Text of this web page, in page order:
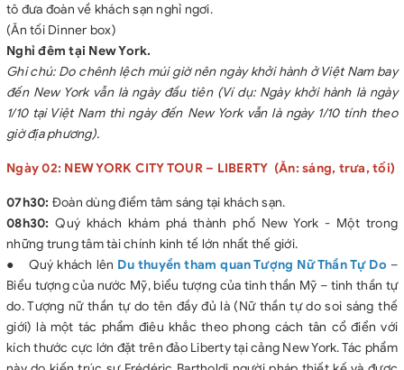
• Xe đón tiễn sân bay Nội Bài
• Phương tiện vận chuyển tại Hoa Kỳ: Từ 16-19 khách – 26 seat
coach; từ 20 đến 24 khách – 36 seats minibus; 30 pax up – 46-
56 seats.
• Bảo hiểm du lịch với mức bảo hiểm 50,000 USD
• Phí thăm quan thắng cảnh: Liberty Island, Universal Studio,
Hẻm núi Linh Dương, Vườn Quốc Gia Zio, thung lũng Monument
• 02 chai nước/người/ ngày tại Mỹ
• Quà tặng của FLY USA: Ổ cắm đa năng + Mũ + vỏ bọc hộ
chiếu
KHÔNG BAO GỒM:
• Chi phí phòng đơn (16.900.000 /người) – Phụ thu nếu khách
có nhu cầu
• Chi phí cá nhân: điện thoại, tiền giặt, hành lý quá cước.
• Chi phí yêu cầu dịch vụ ngoài giờ với xe ($110/đoàn/giờ) và
HDV($50/đoàn/giờ)
tô đưa đoàn về khách sạn nghỉ ngơi.
(Ăn tối Dinner box)
Nghỉ đêm tại New York.
Ghi chú: Do chênh lệch múi giờ nên ngày khởi hành ở Việt Nam bay
đến New York vẫn là ngày đầu tiên (Ví dụ: Ngày khởi hành là ngày
1/10 tại Việt Nam thì ngày đến New York vẫn là ngày 1/10 tính theo
giờ địa phương).
Ngày 02: NEW YORK CITY TOUR – LIBERTY (Ăn: sáng, trưa, tối)
07h30: Đoàn dùng điểm tâm sáng tại khách sạn.
08h30:Quý khách khám phá thành phố New York - Một trong
những trung tâm tài chính kinh tế lớn nhất thế giới.
● Quý khách lên Du thuyền tham quan Tượng Nữ Thần Tự Do –
Biểu tượng của nước Mỹ, biểu tượng của tinh thần Mỹ – tinh thần tự
do. Tượng nữ thần tự do tên đầy đủ là (Nữ thần tự do soi sáng thế
giới) là một tác phẩm điêu khắc theo phong cách tân cổ điển với
kích thước cực lớn đặt trên đảo Liberty tại cảng New York. Tác phẩm